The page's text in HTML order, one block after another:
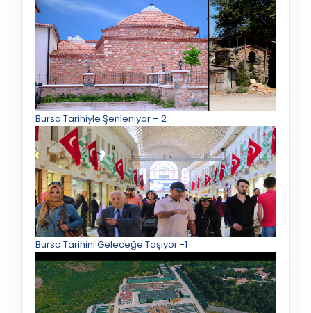
Bursa Tarihiyle Şenleniyor – 2
Bursa Tarihini Geleceğe Taşıyor -1